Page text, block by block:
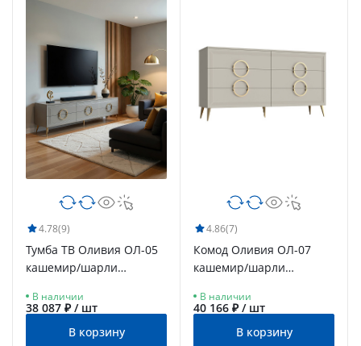
4.78(9)
Тумба ТВ Оливия ОЛ-05
кашемир/шарли
В наличии
38 087 ₽ / шт
В корзину
4.86(7)
Комод Оливия ОЛ-07
кашемир/шарли
В наличии
40 166 ₽ / шт
В корзину